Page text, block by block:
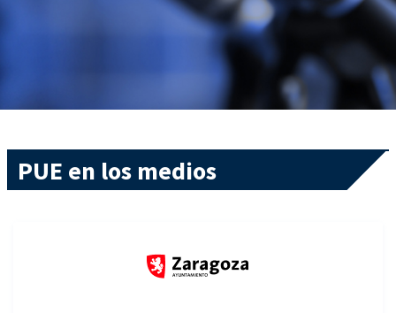
PUE en los medios